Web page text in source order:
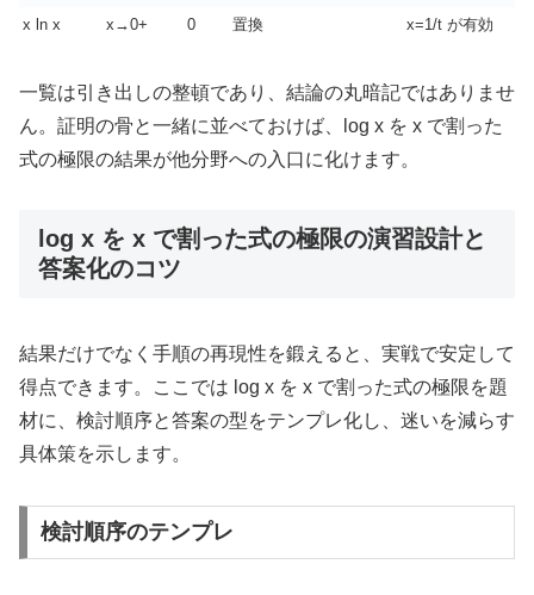
x ln x
x→0+ 0 置換 x=1/t が有効
一覧は引き出しの整頓であり、結論の丸暗記ではありませ
ん。証明の骨と一緒に並べておけば、log x を x で割った
式の極限の結果が他分野への入口に化けます。
log x を x で割った式の極限の演習設計と
答案化のコツ
結果だけでなく手順の再現性を鍛えると、実戦で安定して
得点できます。ここでは log x を x で割った式の極限を題
材に、検討順序と答案の型をテンプレ化し、迷いを減らす
具体策を示します。
検討順序のテンプレ